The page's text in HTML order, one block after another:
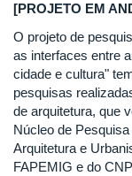
[PROJETO EM
O projeto de
as interfaces entre
cidade e cultura"
pesquisas
de arquitetura, que
Núcleo de
Arquitetura e
FAPEMIG e do